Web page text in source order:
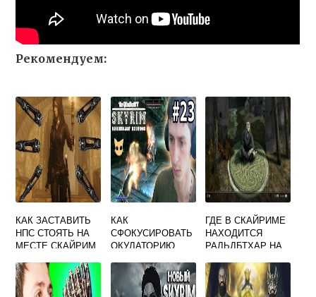
Рекомендуем:
КАК ЗАСТАВИТЬ
НПС СТОЯТЬ НА
МЕСТЕ СКАЙРИМ
КАК
СФОКУСИРОВАТЬ
ОКУЛАТОРИЮ
ГДЕ В СКАЙРИМЕ
НАХОДИТСЯ
РАЛЬДБТХАР НА